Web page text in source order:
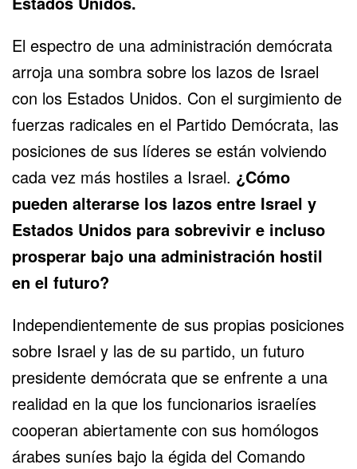
El espectro de una administración demócrata
arroja una sombra sobre los lazos de Israel
con los Estados Unidos. Con el surgimiento de
fuerzas radicales en el Partido Demócrata, las
posiciones de sus líderes se están volviendo
cada vez más hostiles a Israel. ¿Cómo
pueden alterarse los lazos entre Israel y
Estados Unidos para sobrevivir e incluso
prosperar bajo una administración hostil
en el futuro?
Independientemente de sus propias posiciones
sobre Israel y las de su partido, un futuro
presidente demócrata que se enfrente a una
realidad en la que los funcionarios israelíes
cooperan abiertamente con sus homólogos
árabes suníes bajo la égida del Comando